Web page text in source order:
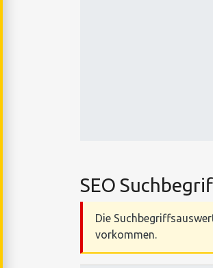
SEO
Die
vorkommen.